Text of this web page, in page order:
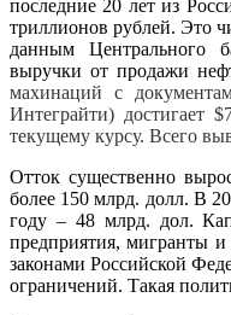
последние 20 лет из
триллионов рублей. Это
данным Центрального
выручки от продажи
махинаций с
Интеграйти) достигает
текущему курсу. Всего
Отток существенно
более 150 млрд. долл. В
году – 48 млрд. дол.
предприятия, мигранты
законами Российской
ограничений. Такая